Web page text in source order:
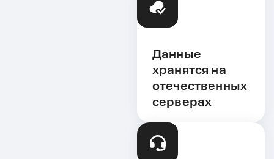
Данные
хранятся на
отечественных
серверах